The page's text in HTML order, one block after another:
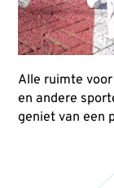
Alle ruimte
en andere
geniet van een